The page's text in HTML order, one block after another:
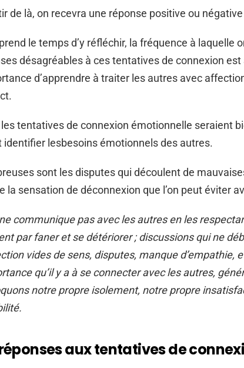
de là, on recevra une réponse positive ou
le temps d’y réfléchir, la fréquence à laquelle
désagréables à ces tentatives de connexion est
d’apprendre à traiter les autres avec
tentatives de connexion émotionnelle seraient
identifier lesbesoins émotionnels des autres.
sont les disputes qui découlent de
la sensation de déconnexion que l’on peut éviter
communique pas avec les autres en les
par faner et se détériorer ; discussions qui ne
vides de sens, disputes, manque d’empathie,
qu’il y a à se connecter avec les autres,
notre propre isolement, notre propre
aux tentatives de